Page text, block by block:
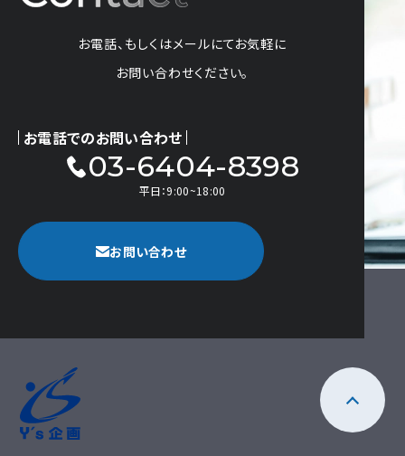
お電話、もしくはメールにてお気軽に
お問い合わせください。
お電話でのお問い合わせ
03-6404-8398
平日：9:00~18:00
お問い合わせ